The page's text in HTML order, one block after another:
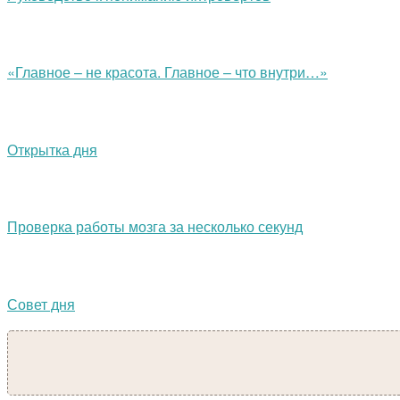
«Главное – не красота. Главное – что внутри…»
Открытка дня
Проверка работы мозга за несколько секунд
Совет дня